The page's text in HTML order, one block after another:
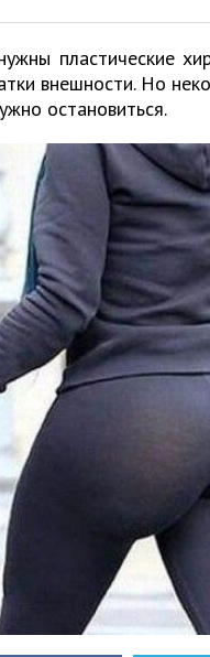
пластические
внешности. Но
остановиться.